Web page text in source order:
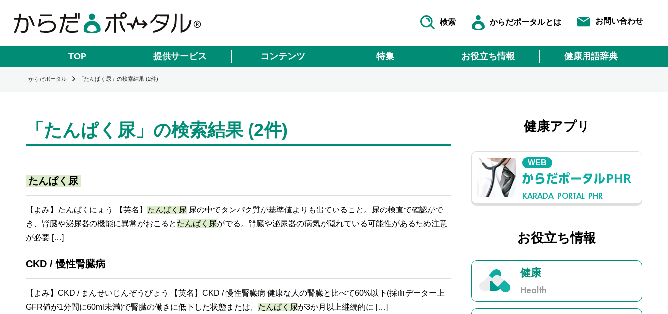
検索 からだポータルとは お問い合わせ
TOP 提供サービス コンテンツ 特集 お役立ち情報 健康用語辞典
からだポータル 「たんぱく尿」の検索結果 (2件)
「たんぱく尿」の検索結果 (2件)
たんぱく尿
【よみ】たんぱくにょう 【英名】 たんぱく尿 尿の中でタンパク質が基準値よりも出ていること。尿の検査で確認がで
き、腎臓や泌尿器の機能に異常がおこると たんぱく尿がでる。腎臓や泌尿器の病気が隠れている可能性があるため注意
が必要 […]
CKD / 慢性腎臓病
【よみ】CKD / まんせいじんぞうびょう 【英名】CKD / 慢性腎臓病 健康な人の腎臓と比べて60%以下(採血データー上
GFR値が1分間に60ml未満)で腎臓の働きに低下した状態または、 たんぱく尿が3か月以上継続的に […]
健康アプリ
WEB
KARADA PORTAL PHR
お役立ち情報
健康
Health